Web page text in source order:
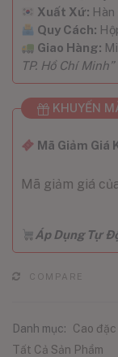
Xuất Xứ: Hàn
Quy Cách:
Giao Hàng:
TP. Hồ Chí Minh”
KHUYẾN
Mã Giảm Giá
Mã giảm giá
Áp Dụng Tự
COMPARE
Danh mục: Cao
Tất Cả Sản Phẩm